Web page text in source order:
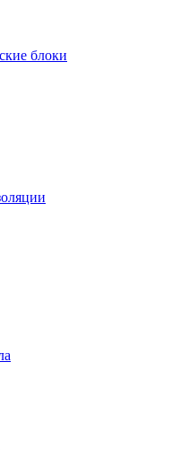
блоки